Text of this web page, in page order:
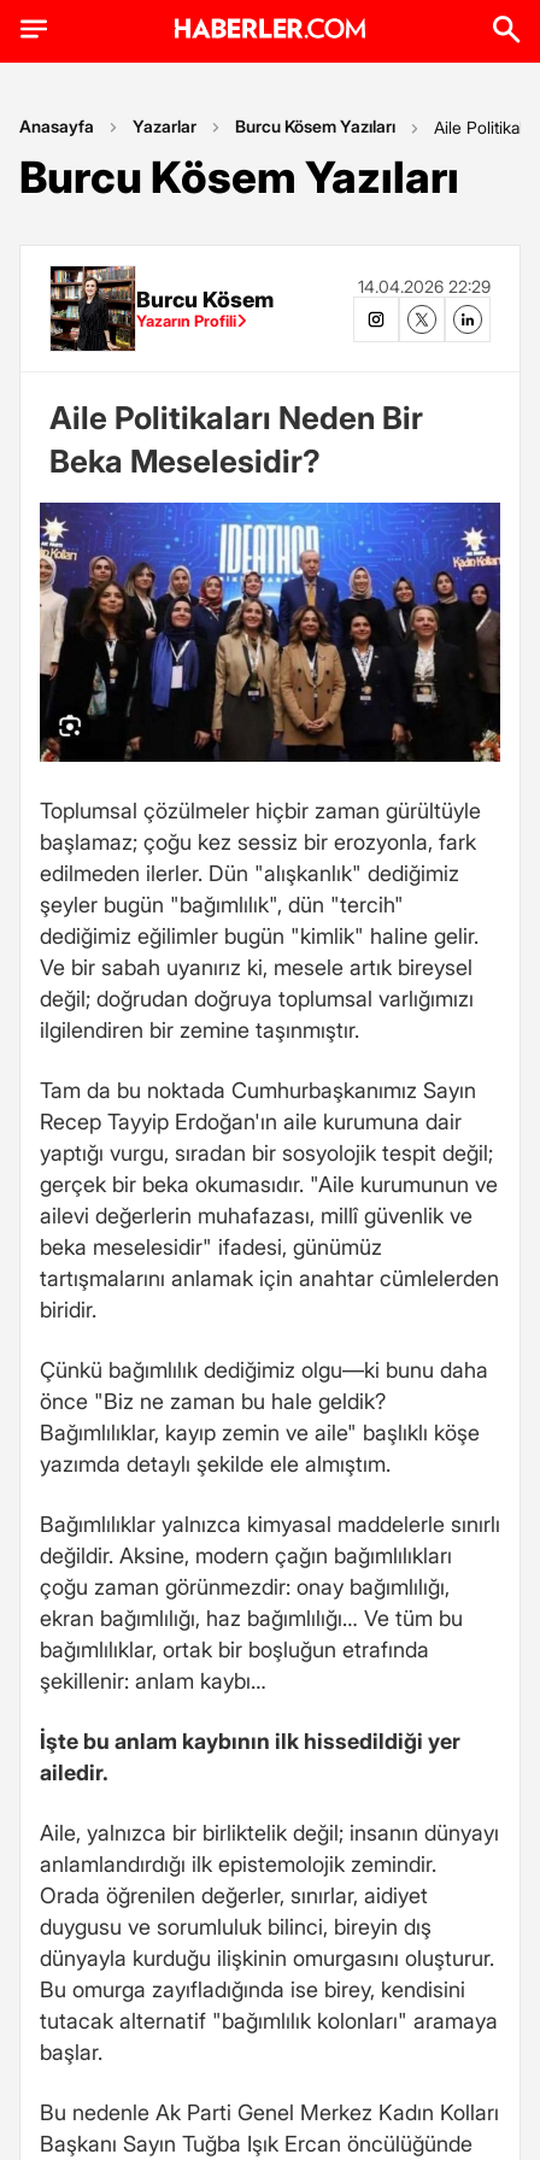
Anasayfa Yazarlar Burcu Kösem Yazıları Aile
Burcu Kösem Yazıları
Burcu Kösem
Yazarın Profili
14.04.2026 22:29
Aile Politikaları Neden Bir
Beka Meselesidir?
Toplumsal çözülmeler hiçbir zaman gürültüyle
başlamaz; çoğu kez sessiz bir erozyonla, fark
edilmeden ilerler. Dün "alışkanlık" dediğimiz
şeyler bugün "bağımlılık", dün "tercih"
dediğimiz eğilimler bugün "kimlik" haline gelir.
Ve bir sabah uyanırız ki, mesele artık bireysel
değil; doğrudan doğruya toplumsal varlığımızı
ilgilendiren bir zemine taşınmıştır.
Tam da bu noktada Cumhurbaşkanımız Sayın
Recep Tayyip Erdoğan'ın aile kurumuna dair
yaptığı vurgu, sıradan bir sosyolojik tespit değil;
gerçek bir beka okumasıdır. "Aile kurumunun ve
ailevi değerlerin muhafazası, millî güvenlik ve
beka meselesidir" ifadesi, günümüz
tartışmalarını anlamak için anahtar cümlelerden
biridir.
Çünkü bağımlılık dediğimiz olgu—ki bunu daha
önce "Biz ne zaman bu hale geldik?
Bağımlılıklar, kayıp zemin ve aile" başlıklı köşe
yazımda detaylı şekilde ele almıştım.
Bağımlılıklar yalnızca kimyasal maddelerle sınırlı
değildir. Aksine, modern çağın bağımlılıkları
çoğu zaman görünmezdir: onay bağımlılığı,
ekran bağımlılığı, haz bağımlılığı… Ve tüm bu
bağımlılıklar, ortak bir boşluğun etrafında
şekillenir: anlam kaybı…
İşte bu anlam kaybının ilk hissedildiği yer
ailedir.
Aile, yalnızca bir birliktelik değil; insanın dünyayı
anlamlandırdığı ilk epistemolojik zemindir.
Orada öğrenilen değerler, sınırlar, aidiyet
duygusu ve sorumluluk bilinci, bireyin dış
dünyayla kurduğu ilişkinin omurgasını oluşturur.
Bu omurga zayıfladığında ise birey, kendisini
tutacak alternatif "bağımlılık kolonları" aramaya
başlar.
Bu nedenle Ak Parti Genel Merkez Kadın Kolları
Başkanı Sayın Tuğba Işık Ercan öncülüğünde